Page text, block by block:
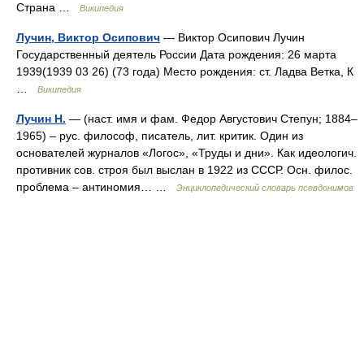
Страна …
Википедия
Лучин, Виктор Осипович — Виктор Осипович Лучин
Государственный деятель России Дата рождения: 26 марта
1939(1939 03 26) (73 года) Место рождения: ст. Ладва Ветка, К
Википедия
Лучин Н. — (наст. имя и фам. Федор Августович Степун; 1884–
1965) – рус. философ, писатель, лит. критик. Один из
основателей журналов «Логос», «Труды и дни». Как идеологич.
противник сов. строя был выслан в 1922 из СССР. Осн. филос.
проблема – антиномия… …
Энциклопедический словарь псевдонимов